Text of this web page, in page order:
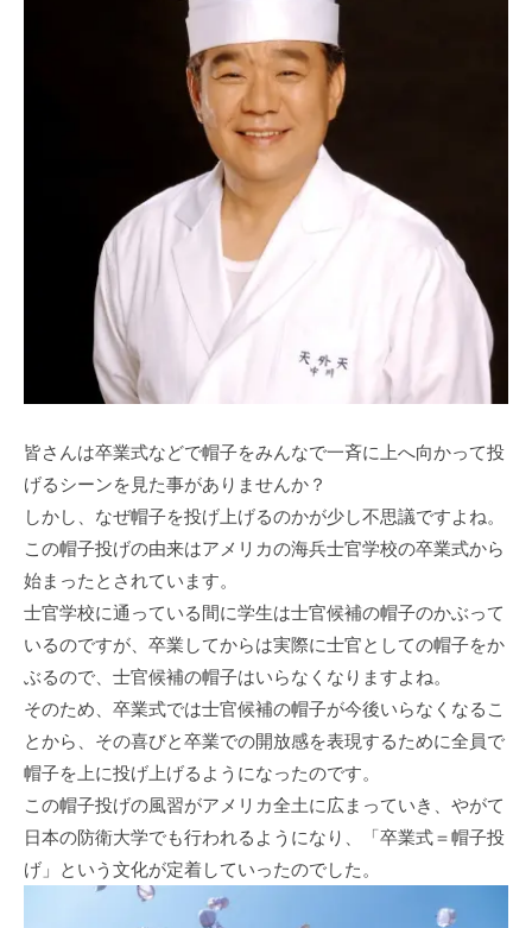
皆さんは卒業式などで帽子をみんなで一斉に上へ向かって投
げるシーンを見た事がありませんか？
しかし、なぜ帽子を投げ上げるのかが少し不思議ですよね。
この帽子投げの由来はアメリカの海兵士官学校の卒業式から
始まったとされています。
士官学校に通っている間に学生は士官候補の帽子のかぶって
いるのですが、卒業してからは実際に士官としての帽子をか
ぶるので、士官候補の帽子はいらなくなりますよね。
そのため、卒業式では士官候補の帽子が今後いらなくなるこ
とから、その喜びと卒業での開放感を表現するために全員で
帽子を上に投げ上げるようになったのです。
この帽子投げの風習がアメリカ全土に広まっていき、やがて
日本の防衛大学でも行われるようになり、「卒業式＝帽子投
げ」という文化が定着していったのでした。